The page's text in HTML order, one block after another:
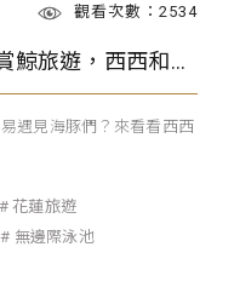
觀看次數：2534
【花蓮賞鯨最佳首選】親子賞鯨旅遊，西西和Q米爸的花蓮火車之旅
遇見海豚們？來看看西西
花蓮旅遊
無邊際泳池